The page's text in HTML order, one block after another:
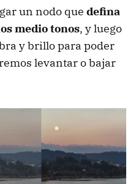
un nodo que defina
medio tonos, y luego
y brillo para poder
levantar o bajar